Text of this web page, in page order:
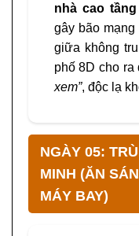
nhà cao
gây bão
giữa không
phố 8D cho
xem”, độc lạ
NGÀY 05:
MINH (ĂN
MÁY BAY)